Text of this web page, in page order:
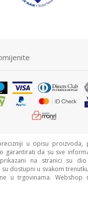
u opisu proizvoda,
garantirati da su sve
prikazani na stranici su
dostupni u svakom
u trgovinama. Webshop